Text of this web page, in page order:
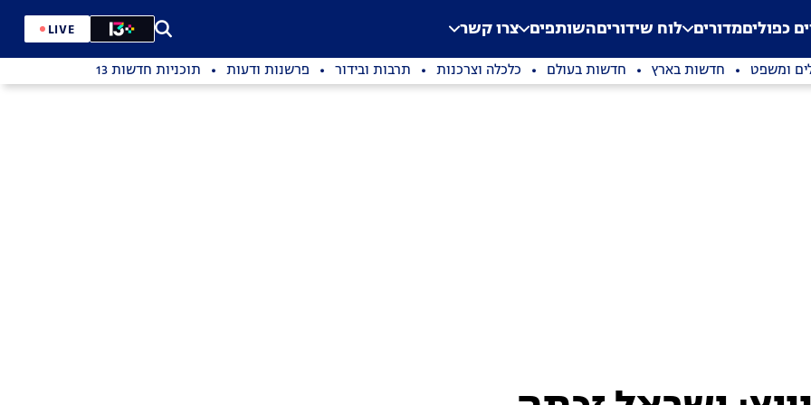
Application error: a
. כפוליםמדורים לוח שידוריםהשותפים צרו קשר LIVE
ומשפט חדשות בארץ חדשות בעולם כלכלה וצרכנות תרבות ובידור פרשנות ודעות תוכניות חדשות 13